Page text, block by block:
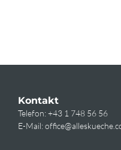
Kontakt
Telefon:+43 1 748 56 56
E-Mail: